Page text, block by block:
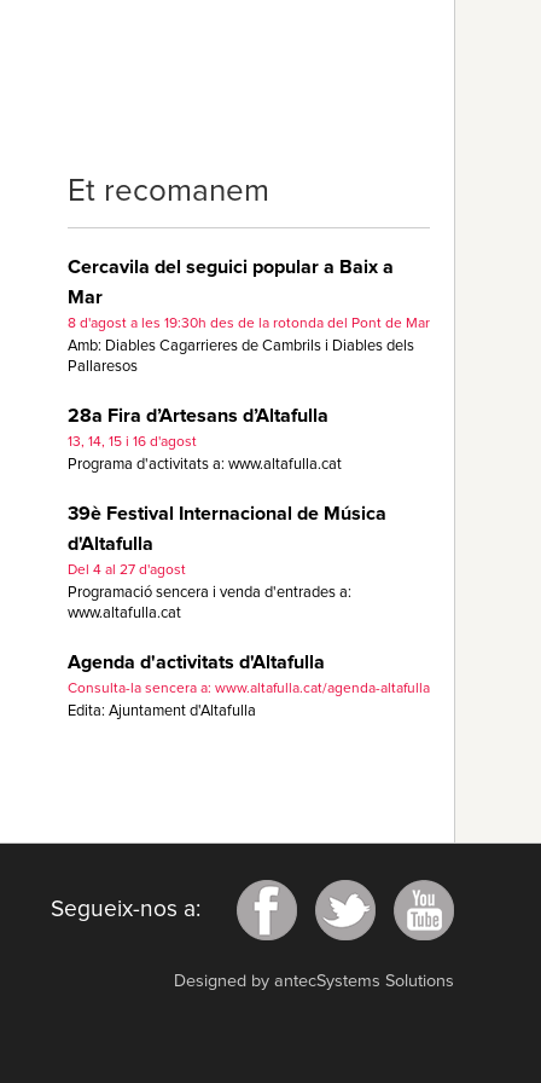
Et recomanem
Cercavila del seguici popular a Baix a
Mar
8 d'agost a les 19:30h des de la rotonda del Pont de Mar
Amb: Diables Cagarrieres de Cambrils i Diables dels
Pallaresos
28a Fira d’Artesans d’Altafulla
13, 14, 15 i 16 d'agost
Programa d'activitats a: www.altafulla.cat
39è Festival Internacional de Música
d'Altafulla
Del 4 al 27 d'agost
Programació sencera i venda d'entrades a:
www.altafulla.cat
Agenda d'activitats d'Altafulla
Consulta-la sencera a: www.altafulla.cat/agenda-altafulla
Edita: Ajuntament d'Altafulla
Segueix-nos a:
Designed by antecSystems Solutions